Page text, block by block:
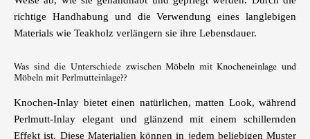
richtige Handhabung und die Verwendung eines langlebigen
Materials wie Teakholz verlängern sie ihre Lebensdauer.
Was sind die Unterschiede zwischen Möbeln mit Knocheneinlage und
Möbeln mit Perlmutteinlage??
Knochen-Inlay bietet einen natürlichen, matten Look, während
Perlmutt-Inlay elegant und glänzend mit einem schillernden
Effekt ist. Diese Materialien können in jedem beliebigen Muster